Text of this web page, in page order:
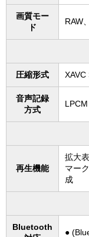
画質モー
ド
RAW
圧縮形式 XAVC
音声記録
方式
再生機能
拡大
マー
成
Bluetooth
●